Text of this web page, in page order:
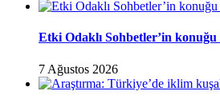
Etki Odaklı Sohbetler’in
7 Ağustos 2026